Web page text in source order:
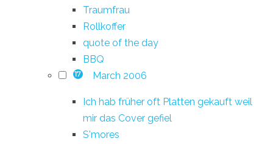
Traumfrau
Rollkoffer
quote of the day
BBQ
17 March 2006
Ich hab früher oft Platten gekauft weil
mir das Cover gefiel
S'mores